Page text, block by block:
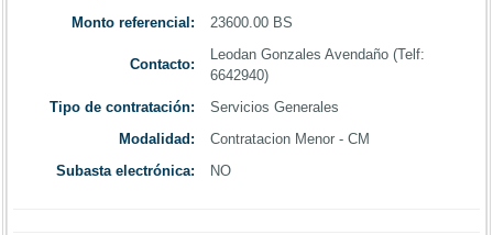
Monto referencial: 23600.00 BS
Contacto:
Leodan Gonzales Avendaño (Telf:
6642940)
Tipo de contratación:
Servicios Generales
Modalidad:
Contratacion Menor - CM
Subasta electrónica:
NO